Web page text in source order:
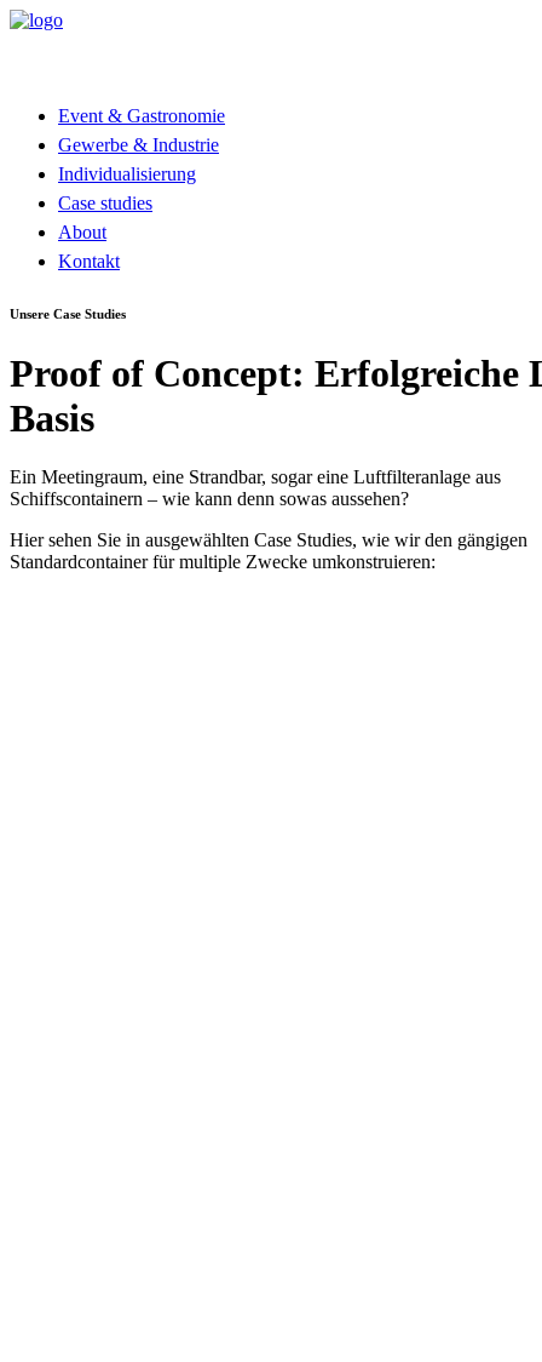
Event & Gastronomie
Gewerbe & Industrie
Individualisierung
Case studies
About
Kontakt
Unsere Case Studies
Proof of Concept: Erfolgreiche
Basis
Ein Meetingraum, eine Strandbar, sogar eine Luftfilteranlage aus
Schiffscontainern – wie kann denn sowas aussehen?
Hier sehen Sie in ausgewählten Case Studies, wie wir den gängigen
Standardcontainer für multiple Zwecke umkonstruieren: